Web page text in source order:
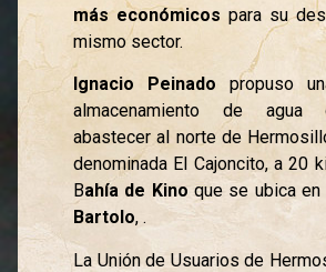
más económicospara su
mismo sector.
Ignacio Peinado propuso
almacenamiento de agua
abastecer al norte de
denominada El Cajoncito, a 20
Bahía de Kinoque se ubica
Bartolo, .
La Unión de Usuarios de